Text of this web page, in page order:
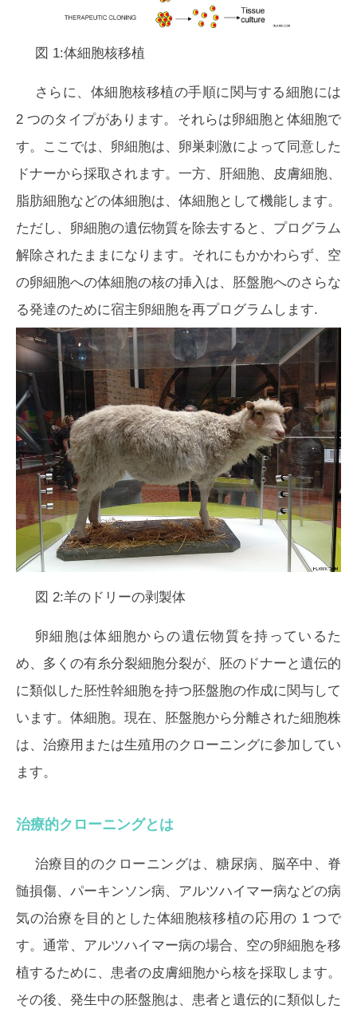
図 1:体細胞核移植
さらに、体細胞核移植の手順に関与する細胞には
2 つのタイプがあります。それらは卵細胞と体細胞で
す。ここでは、卵細胞は、卵巣刺激によって同意した
ドナーから採取されます。一方、肝細胞、皮膚細胞、
脂肪細胞などの体細胞は、体細胞として機能します。
ただし、卵細胞の遺伝物質を除去すると、プログラム
解除されたままになります。それにもかかわらず、空
の卵細胞への体細胞の核の挿入は、胚盤胞へのさらな
る発達のために宿主卵細胞を再プログラムします.
図 2:羊のドリーの剥製体
卵細胞は体細胞からの遺伝物質を持っているた
め、多くの有糸分裂細胞分裂が、胚のドナーと遺伝的
に類似した胚性幹細胞を持つ胚盤胞の作成に関与して
います。体細胞。現在、胚盤胞から分離された細胞株
は、治療用または生殖用のクローニングに参加してい
ます。
治療的クローニングとは
治療目的のクローニングは、糖尿病、脳卒中、脊
髄損傷、パーキンソン病、アルツハイマー病などの病
気の治療を目的とした体細胞核移植の応用の 1 つで
す。通常、アルツハイマー病の場合、空の卵細胞を移
植するために、患者の皮膚細胞から核を採取します。
その後、発生中の胚盤胞は、患者と遺伝的に類似した